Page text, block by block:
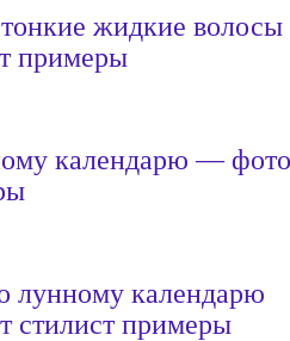
жидкие волосы
примеры
календарю — фото
лунному календарю
стилист примеры